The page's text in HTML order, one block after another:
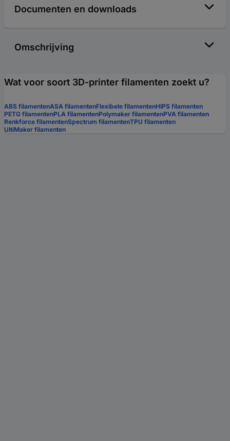
Documenten en downloads
Omschrijving
Wat voor soort 3D-printer filamenten zoekt u?
ABS filamentenASA filamentenFlexibele filamentenHIPS filamenten
PETG filamentenPLA filamentenPolymaker filamentenPVA filamenten
Renkforce filamentenSpectrum filamentenTPU filamenten
UltiMaker filamenten